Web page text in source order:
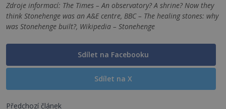
Zdroje informací: The Times – An observatory? A shrine? Now they
think Stonehenge was an A&E centre, BBC – The healing stones: why
was Stonehenge built?, Wikipedia – Stonehenge
Sdílet na Facebooku
Sdílet na X
Předchozí článek